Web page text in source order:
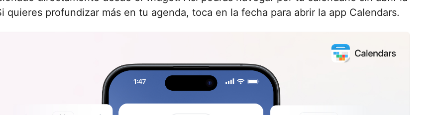
quieres profundizar más en tu agenda, toca en la fecha para abrir la app Calendars.